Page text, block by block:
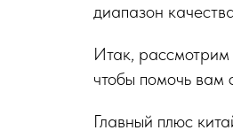
диапазон
Итак, рассмотрим
чтобы помочь вам
Главный плюс